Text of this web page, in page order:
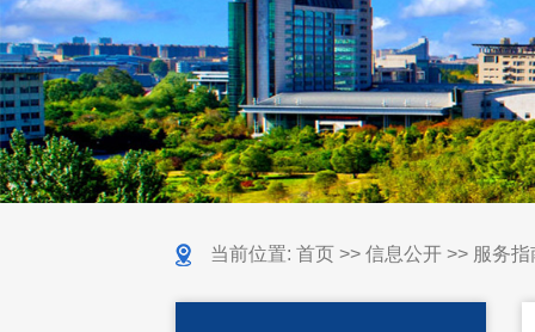
当前位置: 首页>> 信息公开>> 服务指